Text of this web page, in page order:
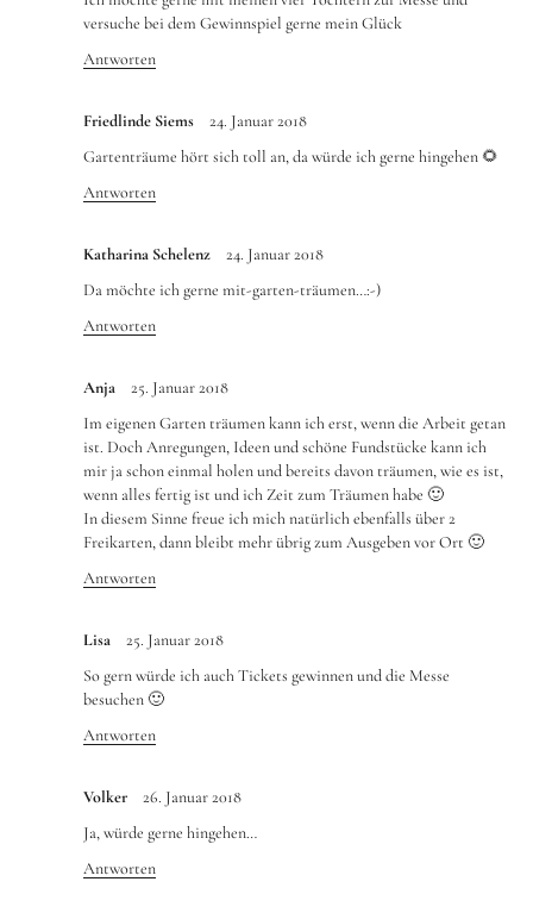
versuche bei dem Gewinnspiel gerne mein Glück
Antworten
Friedlinde Siems
24. Januar 2018
Gartenträume hört sich toll an, da würde ich gerne hingehen 🌻
Antworten
Katharina Schelenz
24. Januar 2018
Da möchte ich gerne mit-garten-träumen…:-)
Antworten
Anja
25. Januar 2018
Im eigenen Garten träumen kann ich erst, wenn die Arbeit getan
ist. Doch Anregungen, Ideen und schöne Fundstücke kann ich
mir ja schon einmal holen und bereits davon träumen, wie es ist,
wenn alles fertig ist und ich Zeit zum Träumen habe 🙂
In diesem Sinne freue ich mich natürlich ebenfalls über 2
Freikarten, dann bleibt mehr übrig zum Ausgeben vor Ort 🙂
Antworten
Lisa
25. Januar 2018
So gern würde ich auch Tickets gewinnen und die Messe
besuchen 🙂
Antworten
Volker
26. Januar 2018
Ja, würde gerne hingehen…
Antworten